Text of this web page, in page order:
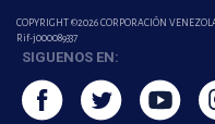
COPYRIGHT ©2026 CORPORACIÓN
Rif-j000089337
SIGUENOS EN: